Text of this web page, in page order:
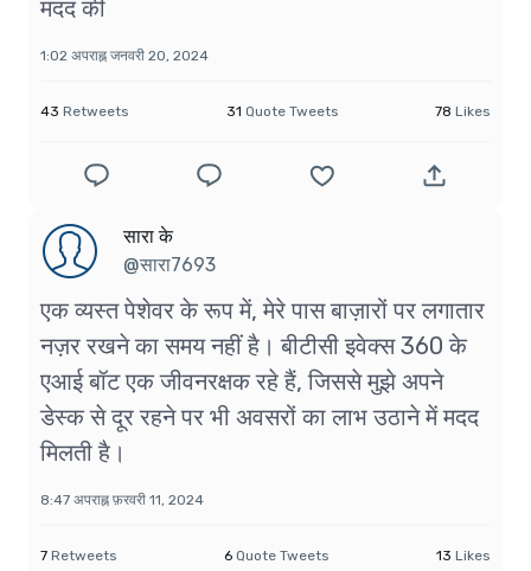
मदद की
1:02 अपराह्न जनवरी 20, 2024
43 Retweets 31 Quote Tweets 78 Likes
सारा के
@सारा7693
एक व्यस्त पेशेवर के रूप में, मेरे पास बाज़ारों पर लगातार
नज़र रखने का समय नहीं है। बीटीसी इवेक्स 360 के
एआई बॉट एक जीवनरक्षक रहे हैं, जिससे मुझे अपने
डेस्क से दूर रहने पर भी अवसरों का लाभ उठाने में मदद
मिलती है।
8:47 अपराह्न फ़रवरी 11, 2024
7 Retweets 6 Quote Tweets 13 Likes